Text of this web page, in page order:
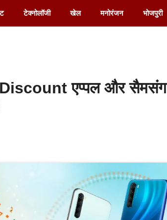
टेक्नोलॉजी खेल मनोरंजन भोजपुरी
एप्पल और सैमसंग